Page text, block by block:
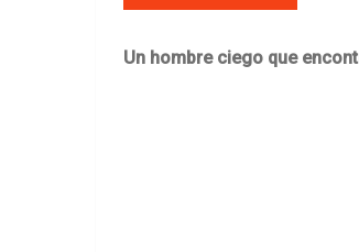
Un hombre ciego que